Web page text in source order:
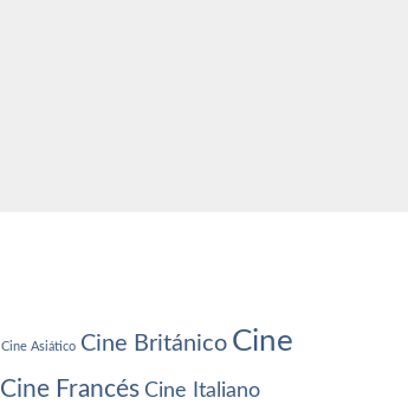
Cine Asiático Cine Británico Cine
Cine Francés Cine Italiano